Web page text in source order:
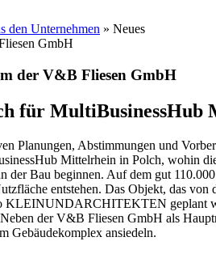
den Unternehmen » Neues
GmbH
der V&B Fliesen GmbH
für MultiBusinessHub
Planungen, Abstimmungen und
Mittelrhein in Polch, wohin
der Bau beginnen. Auf dem gut
entstehen. Das Objekt, das
KLEINUNDARCHITEKTEN geplant
der V&B Fliesen GmbH als
Gebäudekomplex ansiedeln.